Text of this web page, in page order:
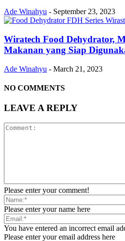
Ade Winahyu - September 23, 2023
Wiratech Food Dehydrator,
Makanan yang Siap
Ade Winahyu - March 21, 2023
NO COMMENTS
LEAVE A REPLY
Please enter your comment!
Please enter your name here
You have entered an incorrect email
Please enter your email address here